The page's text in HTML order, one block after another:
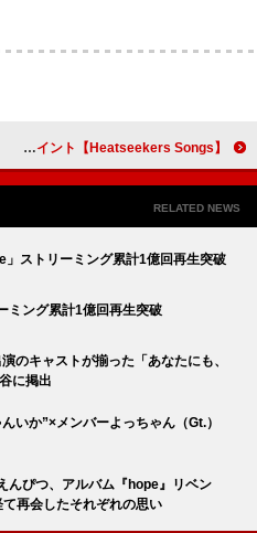
【Heatseekers Songs】muque「The 1」が首位デビュー ラジオとダウンロード数で高ポイント
RELATED NEWS
ストリーミング累計1億回再生突破
ミング累計1億回再生突破
のキャストが揃った「あなたにも、
に掲出
いか”×メンバーよっちゃん（Gt.）
んぴつ、アルバム『hope』リベン
再会したそれぞれの思い